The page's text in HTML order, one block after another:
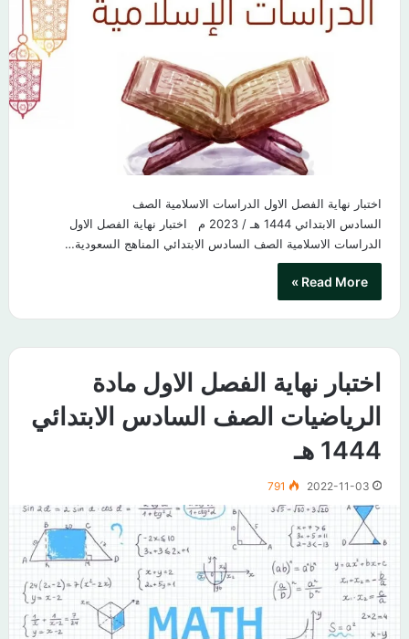
اختبار نهاية الفصل الاول الدراسات الاسلامية الصف
السادس الابتدائي 1444 هـ / 2023 م اختبار نهاية الفصل الاول
الدراسات الاسلامية الصف السادس الابتدائي المناهج السعودية…
Read More »
اختبار نهاية الفصل الاول مادة
الرياضيات الصف السادس الابتدائي
1444 هـ
2022-11-03
791